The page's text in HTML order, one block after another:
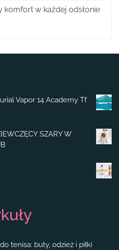
w każdej odsłonie
Vapor 14 Academy Tf
SZARY W
tenisa: buty, odzież i piłki